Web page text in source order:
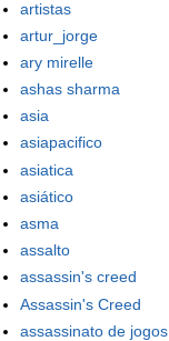
artistas
artur_jorge
ary mirelle
ashas sharma
asia
asiapacifico
asiatica
asiático
asma
assalto
assassin's creed
Assassin's Creed
assassinato de jogos